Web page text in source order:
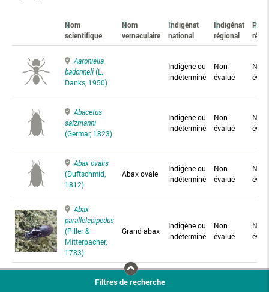
Nom
scientifique
Nom
vernaculaire
Indigénat
national
Indigénat
régional
Aaroniella
badonneli(L.
Danks, 1950)
Indigène ou
indéterminé
Non
évalué
Non
Abacetus
salzmanni
(Germar, 1823)
Indigène ou
indéterminé
Non
évalué
Non
Abax ovalis
(Duftschmid,
1812)
Abax ovale
Indigène ou
indéterminé
Non
évalué
Non
Abax
parallelepipedus
(Piller &
Mitterpacher,
1783)
Grand abax
Indigène ou
indéterminé
Non
évalué
Non
Abax
Abax
Filtres de recherche